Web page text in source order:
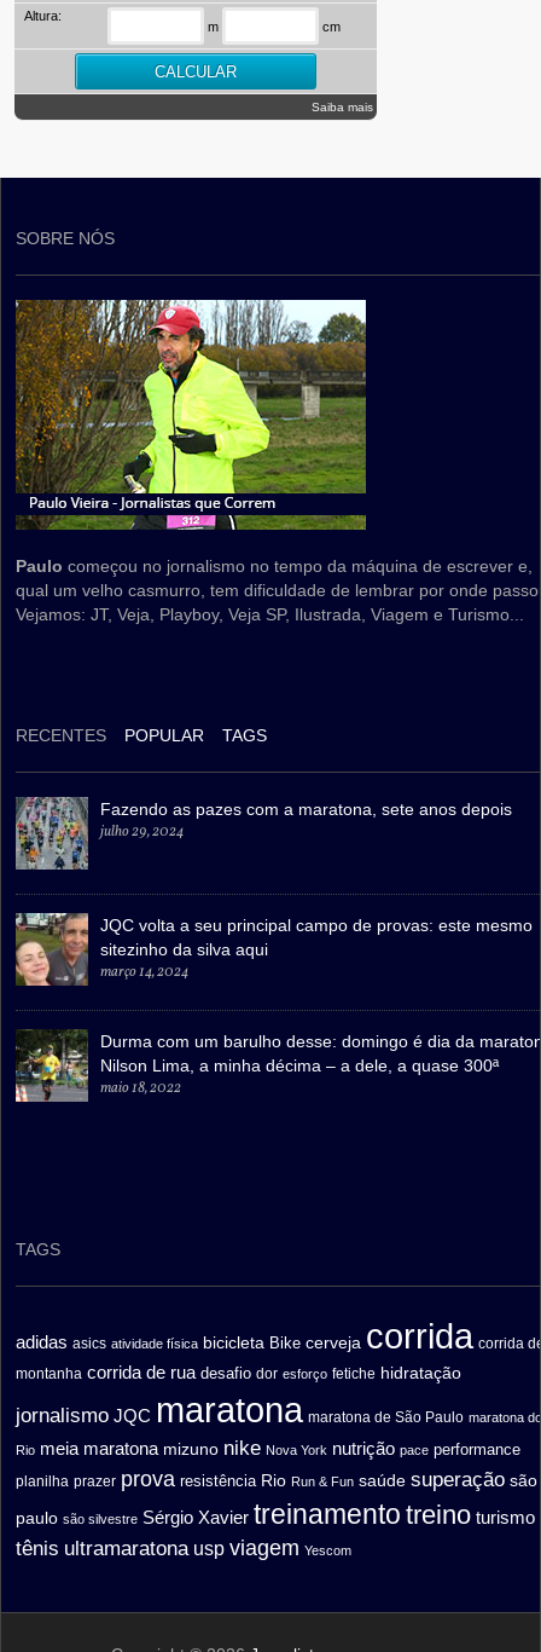
Altura:
m cm
Saiba mais
SOBRE NÓS
Paulo começou no jornalismo no tempo da máquina de escrever e,
qual um velho casmurro, tem dificuldade de lembrar por onde
Vejamos: JT, Veja, Playboy, Veja SP, Ilustrada, Viagem e Turismo...
RECENTES POPULAR TAGS
Fazendo as pazes com a maratona, sete anos depois
julho 29, 2024
JQC volta a seu principal campo de provas: este mesmo
sitezinho da silva aqui
março 14, 2024
Durma com um barulho desse: domingo é dia da
Nilson Lima, a minha décima – a dele, a quase 300ª
maio 18, 2022
TAGS
adidas asics atividade física bicicleta Bike cerveja corrida corrida
montanha corrida de rua desafio dor esforço fetiche hidratação
jornalismo JQC maratona maratona de São Paulo maratona
Rio meia maratona mizuno nike Nova York nutrição pace performance
planilha prazer prova resistência Rio Run & Fun saúde superação são
paulo são silvestre Sérgio Xavier treinamento treino turismo
tênis ultramaratona usp viagem Yescom